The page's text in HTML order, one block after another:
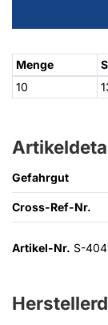
Menge
10
Gefahrgut
Cross-Ref-Nr.
Artikel-Nr. S-